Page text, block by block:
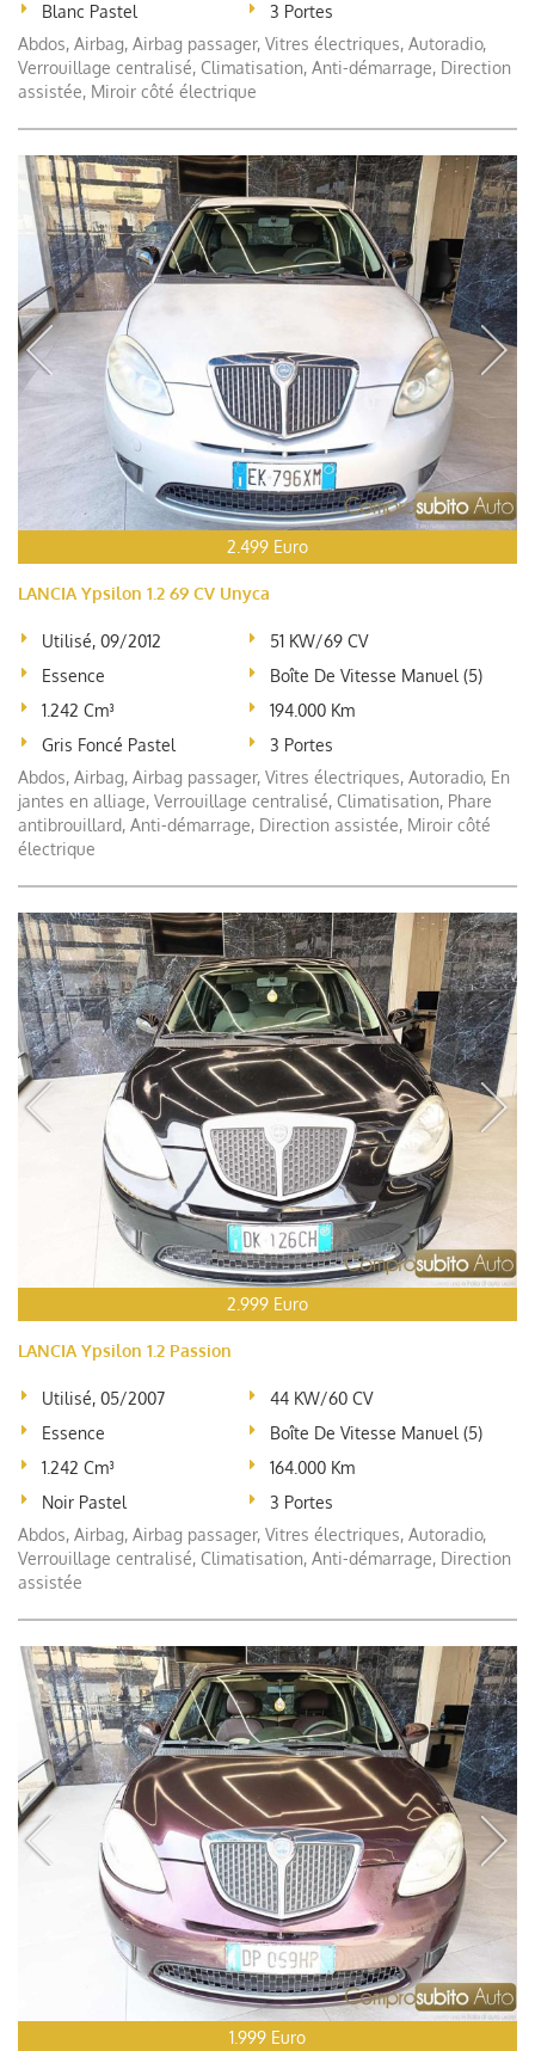
Blanc Pastel
3 Portes
Abdos, Airbag, Airbag passager, Vitres électriques, Autoradio,
Verrouillage centralisé, Climatisation, Anti-démarrage, Direction
assistée, Miroir côté électrique
2.499 Euro
LANCIA Ypsilon 1.2 69 CV Unyca
Utilisé, 09/2012
51 KW/69 CV
Essence
Boîte De Vitesse Manuel (5)
1.242 Cm³
194.000 Km
Gris Foncé Pastel
3 Portes
Abdos, Airbag, Airbag passager, Vitres électriques, Autoradio, En
jantes en alliage, Verrouillage centralisé, Climatisation, Phare
antibrouillard, Anti-démarrage, Direction assistée, Miroir côté
électrique
2.999 Euro
LANCIA Ypsilon 1.2 Passion
Utilisé, 05/2007
44 KW/60 CV
Essence
Boîte De Vitesse Manuel (5)
1.242 Cm³
164.000 Km
Noir Pastel
3 Portes
Abdos, Airbag, Airbag passager, Vitres électriques, Autoradio,
Verrouillage centralisé, Climatisation, Anti-démarrage, Direction
assistée
1.999 Euro